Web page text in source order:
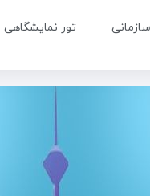
تور نمایشگاهی